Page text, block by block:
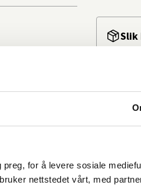
for å levere sosiale
nettstedet vårt, med
Slik
ved
Ikke